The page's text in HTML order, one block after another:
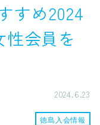
すめ2024
会員を
2024.6.23
徳島入会情報